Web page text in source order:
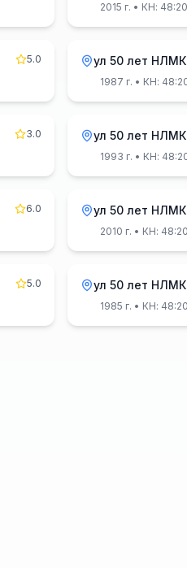
2015 г. • КН:
5.0
ул 50 лет НЛМК
1987 г. • КН:
3.0
ул 50 лет НЛМК
1993 г. • КН:
6.0
ул 50 лет
2010 г. • КН:
5.0
ул 50 лет НЛМК
1985 г. • КН: